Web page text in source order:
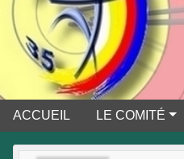
ACCUEIL LE COMITÉ